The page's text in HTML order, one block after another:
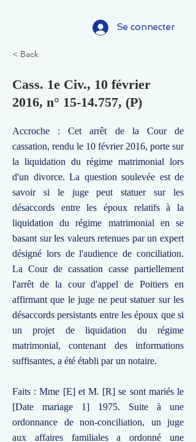
Se connecter
< Back
Cass. 1e Civ., 10 février
2016, n° 15-14.757, (P)
Accroche : Cet arrêt de la Cour de
cassation, rendu le 10 février 2016, porte sur
la liquidation du régime matrimonial lors
d'un divorce. La question soulevée est de
savoir si le juge peut statuer sur les
désaccords entre les époux relatifs à la
liquidation du régime matrimonial en se
basant sur les valeurs retenues par un expert
désigné lors de l'audience de conciliation.
La Cour de cassation casse partiellement
l'arrêt de la cour d'appel de Poitiers en
affirmant que le juge ne peut statuer sur les
désaccords persistants entre les époux que si
un projet de liquidation du régime
matrimonial, contenant des informations
suffisantes, a été établi par un notaire.
Faits : Mme [E] et M. [R] se sont mariés le
[Date mariage 1] 1975. Suite à une
ordonnance de non-conciliation, un juge
aux affaires familiales a ordonné une